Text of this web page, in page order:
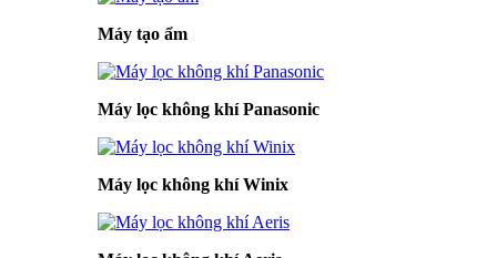
Máy tạo ẩm
Máy lọc không khí Panasonic
Máy lọc không khí Winix